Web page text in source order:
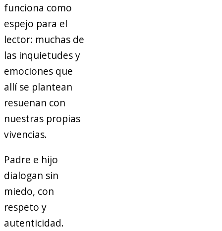
funciona como
espejo para el
lector: muchas de
las inquietudes y
emociones que
allí se plantean
resuenan con
nuestras propias
vivencias.
Padre e hijo
dialogan sin
miedo, con
respeto y
autenticidad.